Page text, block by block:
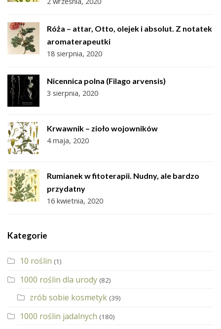
Róża – attar, Otto, olejek i absolut. Z notatek
aromaterapeutki
18 sierpnia, 2020
Nicennica polna (Filago arvensis)
3 sierpnia, 2020
Krwawnik – zioło wojowników
4 maja, 2020
Rumianek w fitoterapii. Nudny, ale bardzo
przydatny
16 kwietnia, 2020
Kategorie
10 roślin (1)
1000 roślin dla urody (82)
zrób sobie kosmetyk (39)
1000 roślin jadalnych (180)